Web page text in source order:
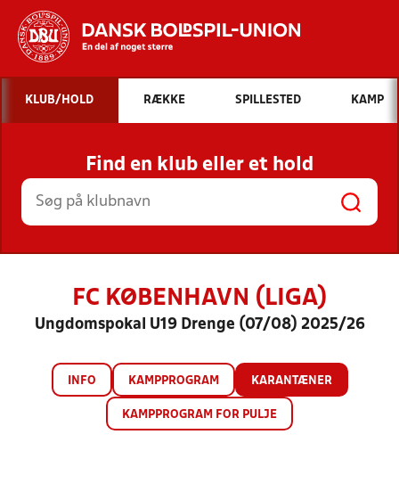
Hvad vil du søge efter?
INDHOLD OG NYHEDER
STILLINGER, RESULTATER, KLUBBER OG
HOLD
KLUB/HOLD RÆKKE SPILLESTED KAMP
Find en klub eller et hold
FC KØBENHAVN (LIGA)
Ungdomspokal U19 Drenge (07/08) 2025/26
INFO KAMPPROGRAM KARANTÆNER
KAMPPROGRAM FOR PULJE